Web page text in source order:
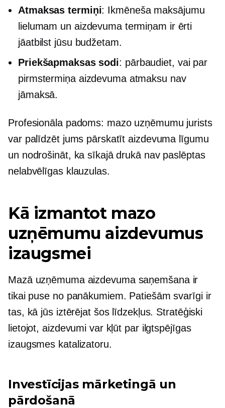
Atmaksas termiņi: Ikmēneša maksājumu
lielumam un aizdevuma termiņam ir ērti
jāatbilst jūsu budžetam.
Priekšapmaksas sodi: pārbaudiet, vai par
pirmstermiņa aizdevuma atmaksu nav
jāmaksā.
Profesionāla padoms: mazo uzņēmumu jurists
var palīdzēt jums pārskatīt aizdevuma līgumu
un nodrošināt, ka sīkajā drukā nav paslēptas
nelabvēlīgas klauzulas.
Kā izmantot mazo
uzņēmumu aizdevumus
izaugsmei
Mazā uzņēmuma aizdevuma saņemšana ir
tikai puse no panākumiem. Patiešām svarīgi ir
tas, kā jūs iztērējat šos līdzekļus. Stratēģiski
lietojot, aizdevumi var kļūt par ilgtspējīgas
izaugsmes katalizatoru.
Investīcijas mārketingā un
pārdošanā